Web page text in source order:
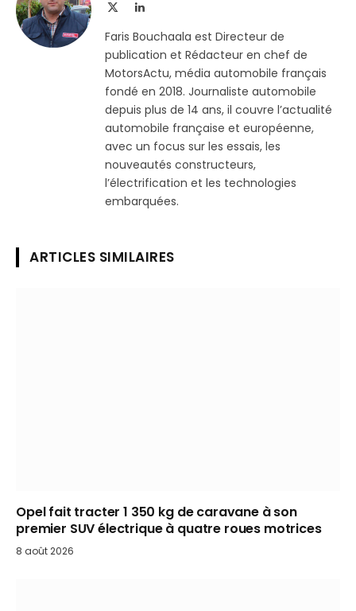
LinkedIn
Faris Bouchaala est Directeur de
publication et Rédacteur en chef de
MotorsActu, média automobile français
fondé en 2018. Journaliste automobile
depuis plus de 14 ans, il couvre l’actualité
automobile française et européenne,
avec un focus sur les essais, les
nouveautés constructeurs,
l’électrification et les technologies
embarquées.
ARTICLES SIMILAIRES
Opel fait tracter 1 350 kg de caravane à son
premier SUV électrique à quatre roues motrices
8 août 2026